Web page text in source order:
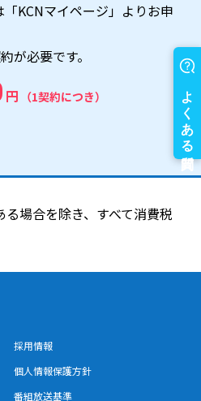
KCNマイページ」よりお申
が必要です。
円 （1契約につき）
場合を除き、すべて消費税
採用情報
個人情報保護方針
番組放送基準